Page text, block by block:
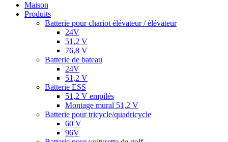
Maison
Produits
Batterie pour chariot élévateur / élévateur
24V
51,2 V
76,8 V
Batterie de bateau
24V
51,2 V
Batterie ESS
51,2 V empilés
Montage mural 51,2 V
Batterie pour tricycle/quadricycle
60 V
96V